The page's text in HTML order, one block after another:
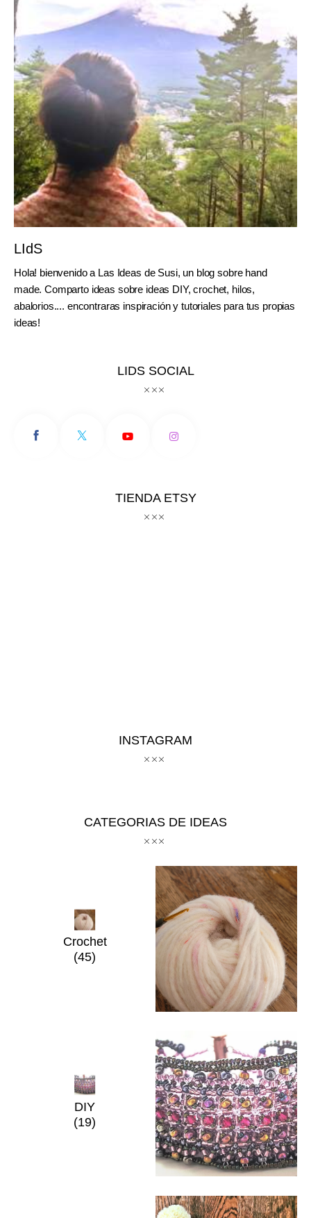
LIdS
Hola! bienvenido a Las Ideas de Susi, un blog sobre hand
made. Comparto ideas sobre ideas DIY, crochet, hilos,
abalorios.... encontraras inspiración y tutoriales para tus propias
ideas!
LIDS SOCIAL
TIENDA ETSY
INSTAGRAM
CATEGORIAS DE IDEAS
Crochet
(45)
DIY
(19)